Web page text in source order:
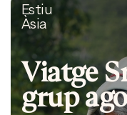
Estiu
Àsia
Viatge
grup